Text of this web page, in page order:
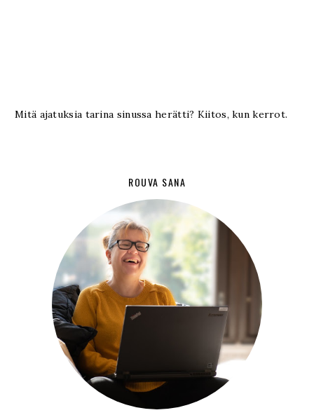
Mitä ajatuksia tarina sinussa herätti? Kiitos, kun kerrot.
ROUVA SANA